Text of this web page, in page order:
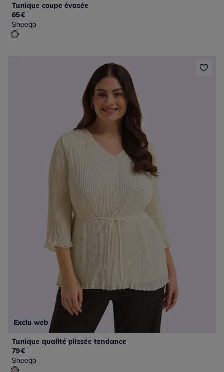
Tunique coupe évasée
65€
Sheego
Exclu web
Tunique qualité plissée tendance
79€
Sheego